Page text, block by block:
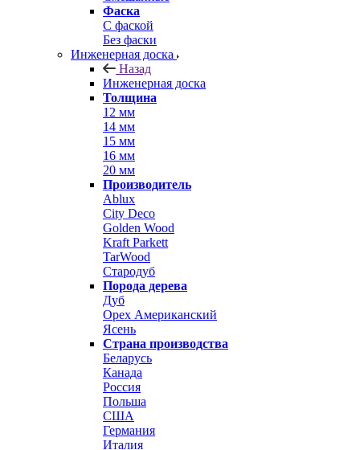
Фаска
С фаской
Без фаски
Инженерная доска
Назад
Инженерная доска
Толщина
12 мм
14 мм
15 мм
16 мм
20 мм
Производитель
Ablux
City Deco
Golden Wood
Kraft Parkett
TarWood
Стародуб
Порода дерева
Дуб
Орех Американский
Ясень
Страна производства
Беларусь
Канада
Россия
Польша
США
Германия
Италия